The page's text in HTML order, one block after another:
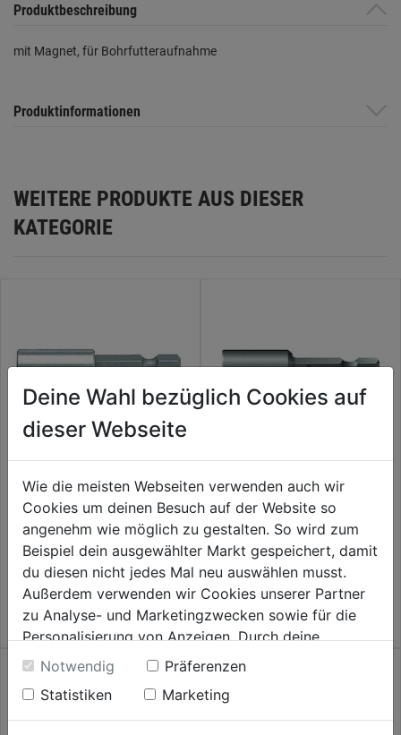
Produktbeschreibung
mit Magnet, für Bohrfutteraufnahme
Produktinformationen
WEITERE PRODUKTE AUS DIESER
KATEGORIE
Bithalter m. Dauermagnet
899/4/1 50mm 1/4"
0.0 (0)
0.0
von
Sternen.
11,59€
Steckschlüsseleinsatz 869/4M
0.0 (0)
0.0
von
5
Sternen.
11,79€
Deine Wahl bezüglich Cookies auf
dieser Webseite
Wie die meisten Webseiten verwenden auch wir
Cookies um deinen Besuch auf der Website so
angenehm wie möglich zu gestalten. So wird zum
Beispiel dein ausgewählter Markt gespeichert, damit
du diesen nicht jedes Mal neu auswählen musst.
Außerdem verwenden wir Cookies unserer Partner
zu Analyse- und Marketingzwecken sowie für die
Personalisierung von Anzeigen. Durch deine
Einwilligung werden die Daten von Drittanbieter,
unter anderem auch in den USA, verarbeitet.
Durch Klick auf "Alle Cookies erlauben" stimmst du
der Verwendung aller Cookies zu. Unter "Details
Notwendig
Präferenzen
Statistiken
Marketing